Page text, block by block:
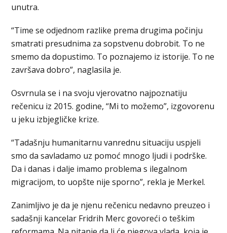
unutra.
“Time se odjednom razlike prema drugima počinju
smatrati presudnima za sopstvenu dobrobit. To ne
smemo da dopustimo. To poznajemo iz istorije. To ne
završava dobro”, naglasila je.
Osvrnula se i na svoju vjerovatno najpoznatiju
rečenicu iz 2015. godine, “Mi to možemo”, izgovorenu
u jeku izbjegličke krize.
“Tadašnju humanitarnu vanrednu situaciju uspjeli
smo da savladamo uz pomoć mnogo ljudi i podrške.
Da i danas i dalje imamo problema s ilegalnom
migracijom, to uopšte nije sporno”, rekla je Merkel.
Zanimljivo je da je njenu rečenicu nedavno preuzeo i
sadašnji kancelar Fridrih Merc govoreći o teškim